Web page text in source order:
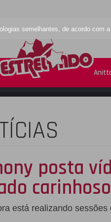
semelhantes, de acordo com
posta
está realizando sessões